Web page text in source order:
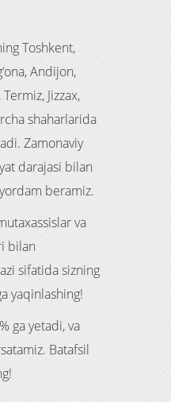
Toshkent,
Andijon,
Jizzax,
shaharlarida
Zamonaviy
darajasi bilan
beramiz.
va
bilan
sifatida sizning
yaqinlashing!
ga yetadi, va
Batafsil